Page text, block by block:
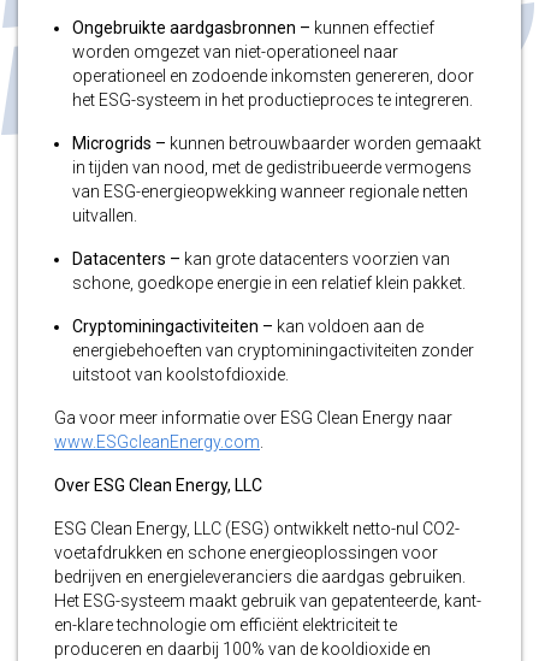
Ongebruikte aardgasbronnen – kunnen effectief
worden omgezet van niet-operationeel naar
operationeel en zodoende inkomsten genereren, door
het ESG-systeem in het productieproces te integreren.
Microgrids – kunnen betrouwbaarder worden gemaakt
in tijden van nood, met de gedistribueerde vermogens
van ESG-energieopwekking wanneer regionale netten
uitvallen.
Datacenters – kan grote datacenters voorzien van
schone, goedkope energie in een relatief klein pakket.
Cryptominingactiviteiten – kan voldoen aan de
energiebehoeften van cryptominingactiviteiten zonder
uitstoot van koolstofdioxide.
Ga voor meer informatie over ESG Clean Energy naar
www.ESGcleanEnergy.com
Over ESG Clean Energy, LLC
ESG Clean Energy, LLC (ESG) ontwikkelt netto-nul CO2-
voetafdrukken en schone energieoplossingen voor
bedrijven en energieleveranciers die aardgas gebruiken.
Het ESG-systeem maakt gebruik van gepatenteerde, kant-
en-klare technologie om efficiënt elektriciteit te
produceren en daarbij 100% van de kooldioxide en